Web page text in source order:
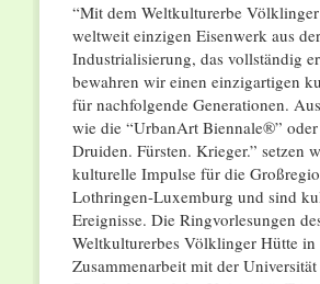
“Mit dem Weltkulturerbe
weltweit einzigen Eisenwerk aus
Industrialisierung, das vollständig
bewahren wir einen einzigartigen
für nachfolgende Generationen.
wie die “UrbanArt Biennale®”
Druiden. Fürsten. Krieger.” setzen
kulturelle Impulse für die
Lothringen-Luxemburg und sind
Ereignisse. Die Ringvorlesungen
Weltkulturerbes Völklinger Hütte in
Zusammenarbeit mit der Universität